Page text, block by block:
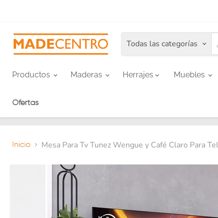
Todas las categorías
Productos Maderas Herrajes Muebles
Ofertas
Inicio Mesa Para Tv Tunez Wengue y Café Claro Para